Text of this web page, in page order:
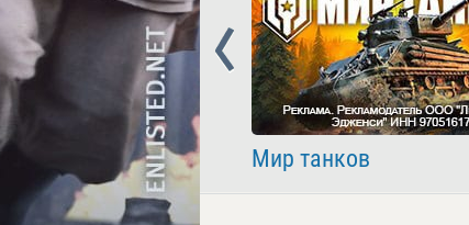
Мир танков
Prev